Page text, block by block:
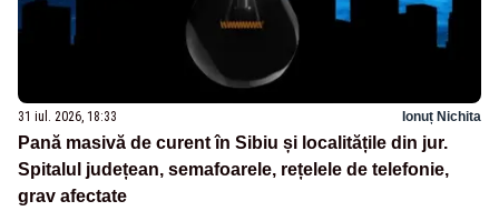
31 iul. 2026, 18:33 Ionuț Nichita
Pană masivă de curent în Sibiu și localitățile din jur.
Spitalul județean, semafoarele, rețelele de telefonie,
grav afectate